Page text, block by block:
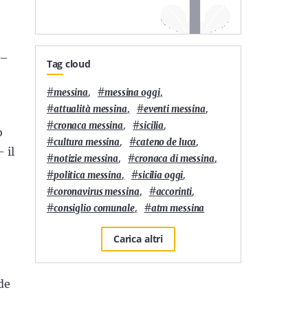
il
Tag cloud
#messina, #messina oggi,
#attualità messina, #eventi messina,
#cronaca messina, #sicilia,
#cultura messina, #cateno de luca,
#notizie messina, #cronaca di messina,
#politica messina, #sicilia oggi,
#coronavirus messina, #accorinti,
#consiglio comunale, #atm messina
Carica altri